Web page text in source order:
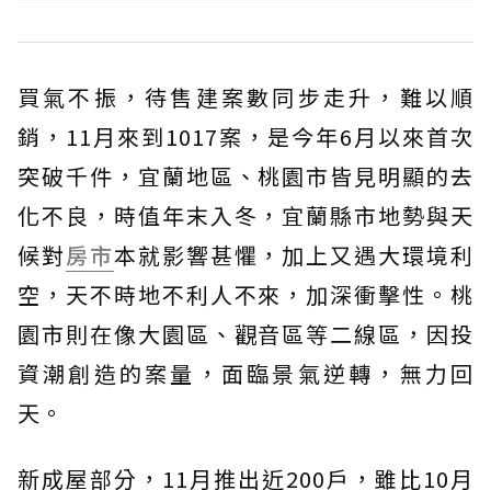
買氣不振，待售建案數同步走升，難以順
銷，11月來到1017案，是今年6月以來首次
突破千件，宜蘭地區、桃園市皆見明顯的去
化不良，時值年末入冬，宜蘭縣市地勢與天
候對房市本就影響甚懼，加上又遇大環境利
空，天不時地不利人不來，加深衝擊性。桃
園市則在像大園區、觀音區等二線區，因投
資潮創造的案量，面臨景氣逆轉，無力回
天。
新成屋部分，11月推出近200戶，雖比10月